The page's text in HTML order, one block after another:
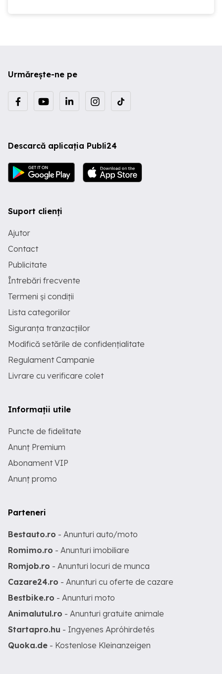
Urmărește-ne pe
Descarcă aplicația Publi24
Suport clienți
Ajutor
Contact
Publicitate
Întrebări frecvente
Termeni și condiții
Lista categoriilor
Siguranța tranzacțiilor
Modifică setările de confidențialitate
Regulament Campanie
Livrare cu verificare colet
Informații utile
Puncte de fidelitate
Anunț Premium
Abonament VIP
Anunț promo
Parteneri
Bestauto.ro - Anunturi auto/moto
Romimo.ro - Anunturi imobiliare
Romjob.ro - Anunturi locuri de munca
Cazare24.ro - Anunturi cu oferte de cazare
Bestbike.ro - Anunturi moto
Animalutul.ro - Anunturi gratuite animale
Startapro.hu - Ingyenes Apróhirdetés
Quoka.de - Kostenlose Kleinanzeigen